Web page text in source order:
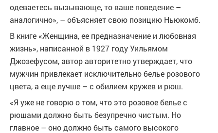
одеваетесь вызывающе, то ваше поведение –
аналогично», – объясняет свою позицию Ньюкомб.
В книге «Женщина, ее предназначение и любовная
жизнь», написанной в 1927 году Уильямом
Джозефусом, автор авторитетно утверждает, что
мужчин привлекает исключительно белье розового
цвета, а еще лучше – с обилием кружев и рюш.
«Я уже не говорю о том, что это розовое белье с
рюшами должно быть безупречно чистым. Но
главное – оно должно быть самого высокого